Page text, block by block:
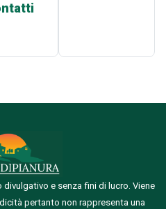
e senza fini di lucro. Viene
pertanto non rappresenta una